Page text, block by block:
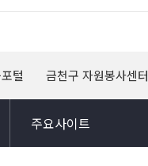
털 금천구 자원봉사센터
주요사이트